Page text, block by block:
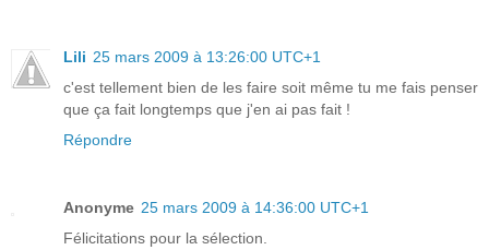
Lili 25 mars 2009 à 13:26:00 UTC+1
c'est tellement bien de les faire soit même tu me fais penser
que ça fait longtemps que j'en ai pas fait !
Répondre
Anonyme 25 mars 2009 à 14:36:00 UTC+1
Félicitations pour la sélection.